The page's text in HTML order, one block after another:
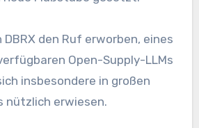
den Ruf erworben, eines
Open-Supply-LLMs
insbesondere in großen
nützlich erwiesen.